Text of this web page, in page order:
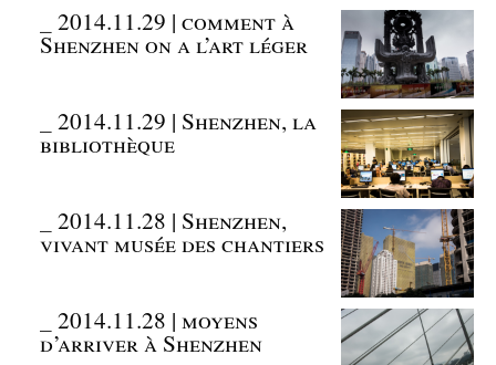
_2014.11.29 | comment à
Shenzhen on a l’art léger
_2014.11.29 | Shenzhen, la
bibliothèque
_2014.11.28 | Shenzhen,
vivant musée des chantiers
_2014.11.28 | moyens
d’arriver à Shenzhen